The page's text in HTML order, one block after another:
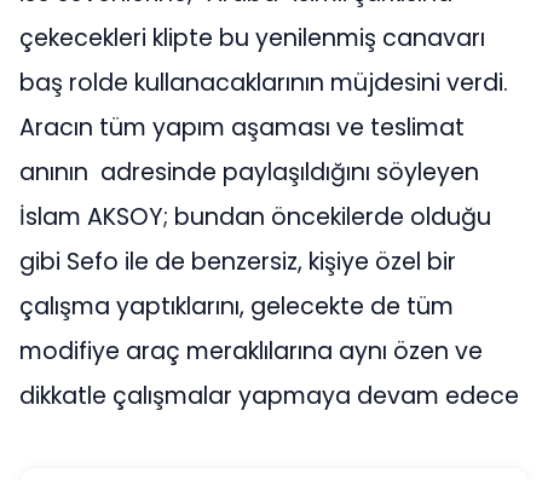
çekecekleri klipte bu yenilenmiş canavarı
baş rolde kullanacaklarının müjdesini verdi.
Aracın tüm yapım aşaması ve teslimat
anının adresinde paylaşıldığını söyleyen
İslam AKSOY; bundan öncekilerde olduğu
gibi Sefo ile de benzersiz, kişiye özel bir
çalışma yaptıklarını, gelecekte de tüm
modifiye araç meraklılarına aynı özen ve
dikkatle çalışmalar yapmaya devam edece